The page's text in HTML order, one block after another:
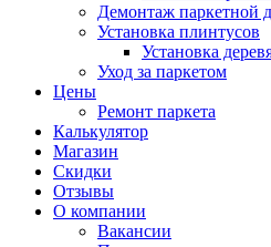
Демонтаж паркетной
Установка плинтусов
Установка
Уход за паркетом
Цены
Ремонт паркета
Калькулятор
Магазин
Скидки
Отзывы
О компании
Вакансии